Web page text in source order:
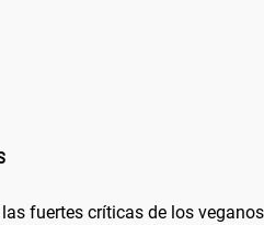
fuertes críticas de los